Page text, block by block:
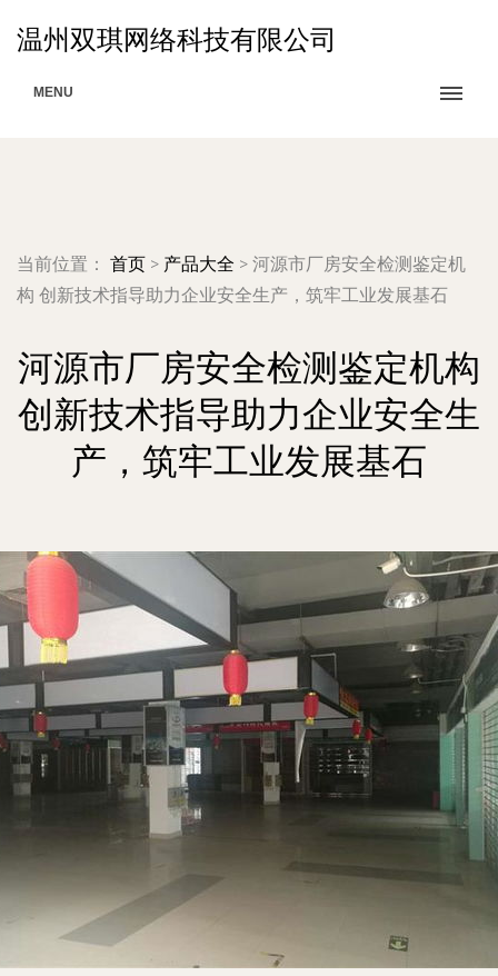
温州双琪网络科技有限公司
MENU
当前位置： 首页 > 产品大全 > 河源市厂房安全检测鉴定机
构 创新技术指导助力企业安全生产，筑牢工业发展基石
河源市厂房安全检测鉴定机构
创新技术指导助力企业安全生
产，筑牢工业发展基石